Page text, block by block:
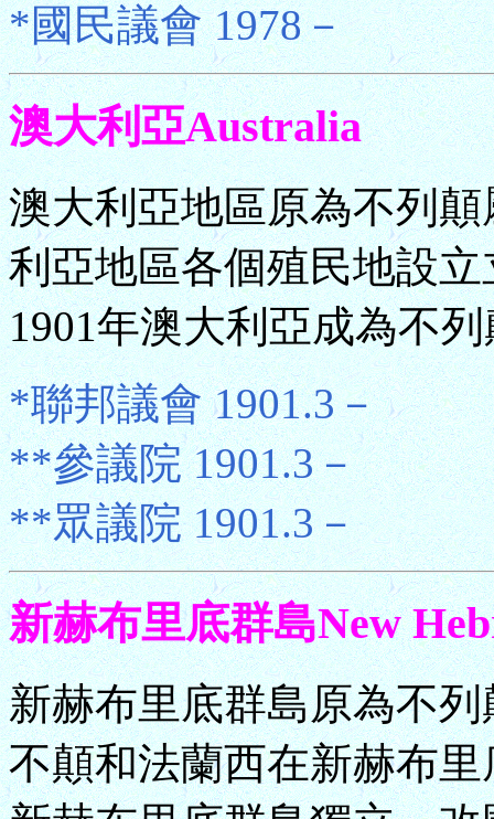
*國民議會 1978－
澳大利亞Australia
澳大利亞地區原為不列
利亞地區各個殖民地設
1901年澳大利亞成為不
*聯邦議會 1901.3－
**參議院 1901.3－
**眾議院 1901.3－
新赫布里底群島New
新赫布里底群島原為不
不顛和法蘭西在新赫布